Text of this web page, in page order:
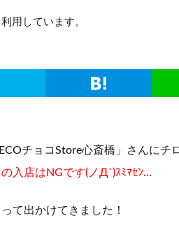
用しています。
チョコStore心斎橋」さんにチ
入店はNGです(ノД`)ｽﾐﾏｾﾝ…
て出かけてきました！